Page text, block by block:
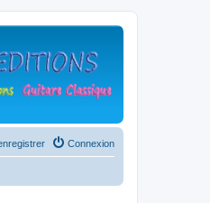
Connexion